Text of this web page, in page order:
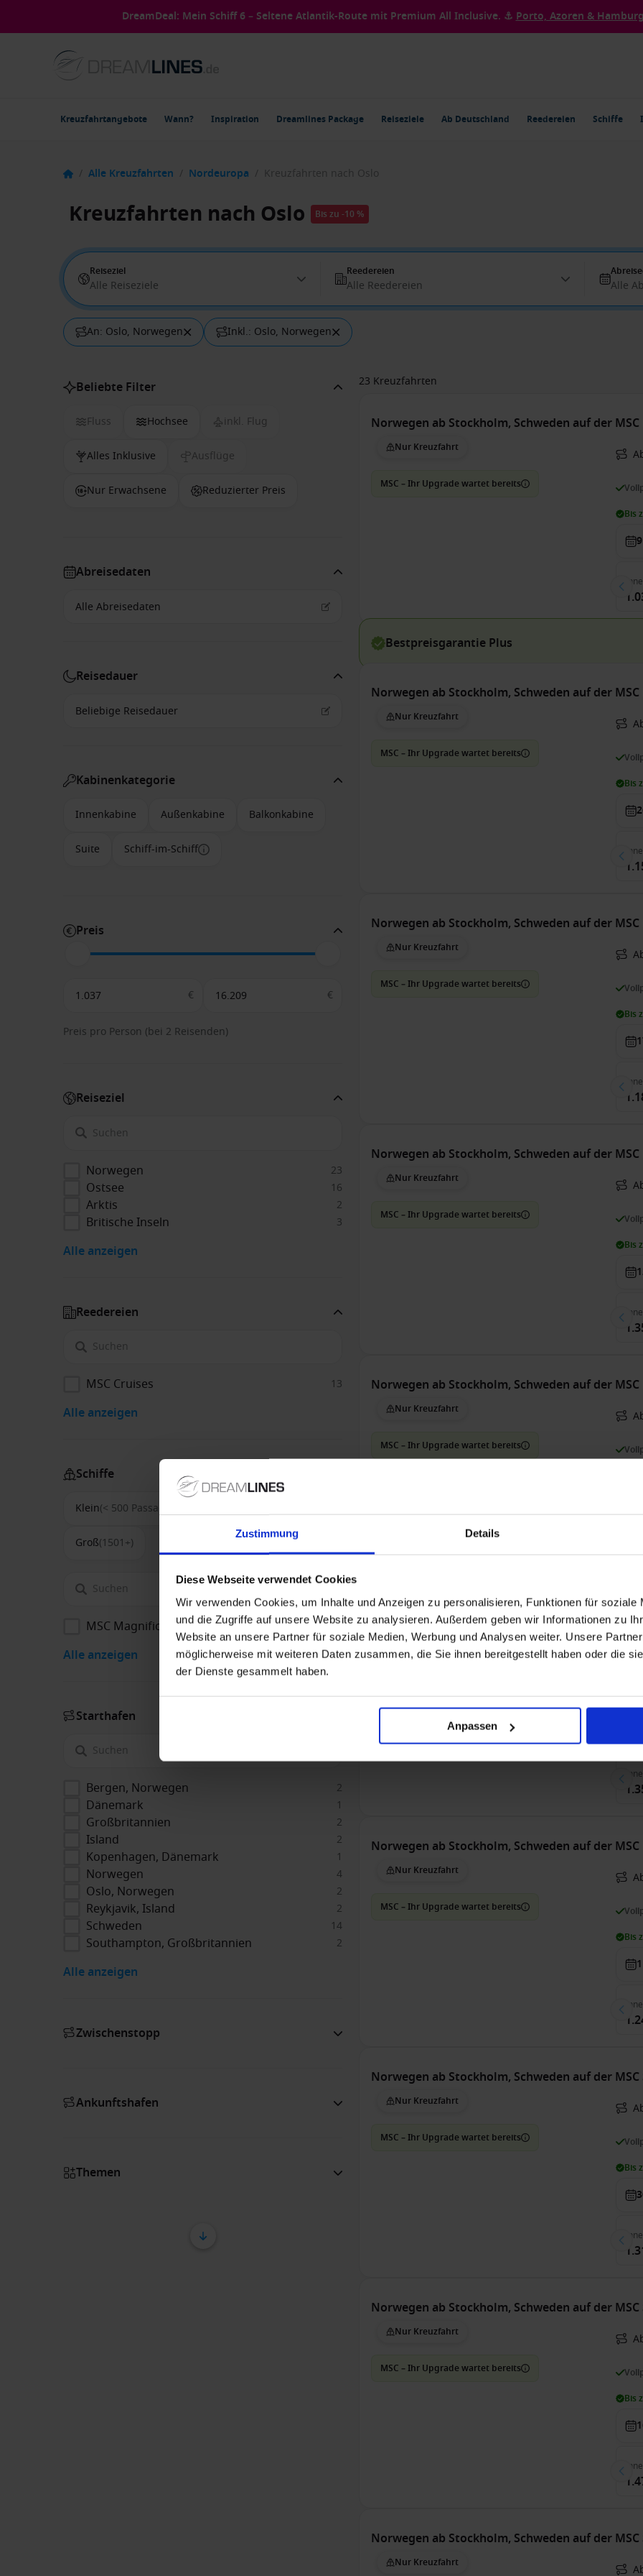
Zustimmung Details
Diese Webseite verwendet Cookies
Wir verwenden Cookies, um Inhalte und Anzeigen zu personalisieren, Funktionen für soziale
und die Zugriffe auf unsere Website zu analysieren. Außerdem geben wir Informationen zu
Website an unsere Partner für soziale Medien, Werbung und Analysen weiter. Unsere
möglicherweise mit weiteren Daten zusammen, die Sie ihnen bereitgestellt haben oder die
der Dienste gesammelt haben.
Anpassen
DreamDeal: Mein Schiff 6 – Seltene Atlantik-Route mit Premium All Inclusive. ⚓ Porto, Azoren &
Kreuzfahrtangebote Wann? Inspiration Dreamlines Package Reiseziele Ab Deutschland Reedereien Schiffe
/ Alle Kreuzfahrten / Nordeuropa / Kreuzfahrten nach Oslo
Kreuzfahrten nach Oslo Bis zu -10 %
Reiseziel
Alle Reiseziele
Reedereien
Alle Reedereien Alle
An: Oslo, Norwegen Inkl.: Oslo, Norwegen
Beliebte Filter
Fluss Hochsee inkl. Flug
Alles Inklusive Ausflüge
Nur Erwachsene Reduzierter Preis
Abreisedaten
Reisedauer
Kabinenkategorie
Innenkabine Außenkabine Balkonkabine
Suite Schiff-im-Schiff
Preis
€ €
Preis pro Person (bei 2 Reisenden)
Reiseziel
Norwegen 23
Ostsee 16
Arktis 2
Britische Inseln 3
Alle anzeigen
Reedereien
MSC Cruises 13
Alle anzeigen
Schiffe
Klein(< 500 Passagiere)
Groß(1501+)
MSC Magnifica 7
Alle anzeigen
Starthafen
Bergen, Norwegen 2
Dänemark 1
Großbritannien 2
Island 2
Kopenhagen, Dänemark 1
Norwegen 4
Oslo, Norwegen 2
Reykjavik, Island 2
Schweden 14
Southampton, Großbritannien 2
Alle anzeigen
Zwischenstopp
Ankunftshafen
Themen
23 Kreuzfahrten
Norwegen ab Stockholm, Schweden auf der
Nur Kreuzfahrt
MSC – Ihr Upgrade wartet bereits
Bis
Bestpreisgarantie Plus
Norwegen ab Stockholm, Schweden auf der
Nur Kreuzfahrt
MSC – Ihr Upgrade wartet bereits
Bis
Norwegen ab Stockholm, Schweden auf der
Nur Kreuzfahrt
MSC – Ihr Upgrade wartet bereits
Bis
Norwegen ab Stockholm, Schweden auf der
Nur Kreuzfahrt
MSC – Ihr Upgrade wartet bereits
Bis
Norwegen ab Stockholm, Schweden auf der
Nur Kreuzfahrt
MSC – Ihr Upgrade wartet bereits
Norwegen ab Stockholm, Schweden auf der
Nur Kreuzfahrt
Bis
Norwegen ab Stockholm, Schweden auf der
Nur Kreuzfahrt
MSC – Ihr Upgrade wartet bereits
Bis
Norwegen ab Stockholm, Schweden auf der
Nur Kreuzfahrt
MSC – Ihr Upgrade wartet bereits
Bis
Norwegen ab Stockholm, Schweden auf der
Nur Kreuzfahrt
MSC – Ihr Upgrade wartet bereits
Bis
Norwegen ab Stockholm, Schweden auf der
Nur Kreuzfahrt